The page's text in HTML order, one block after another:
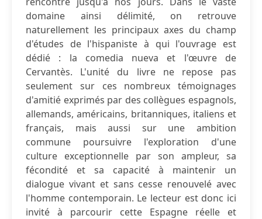
domaine ainsi délimité, on retrouve
naturellement les principaux axes du champ
d'études de l'hispaniste à qui l'ouvrage est
dédié : la comedia nueva et l'œuvre de
Cervantès. L'unité du livre ne repose pas
seulement sur ces nombreux témoignages
d'amitié exprimés par des collègues espagnols,
allemands, américains, britanniques, italiens et
français, mais aussi sur une ambition
commune poursuivre l'exploration d'une
culture exceptionnelle par son ampleur, sa
fécondité et sa capacité à maintenir un
dialogue vivant et sans cesse renouvelé avec
l'homme contemporain. Le lecteur est donc ici
invité à parcourir cette Espagne réelle et